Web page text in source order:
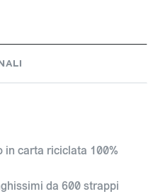
carta riciclata 100%
da 600 strappi